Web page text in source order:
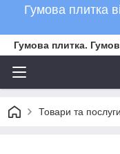
Гумова плитка
Гумова плитка.
Товари та послуги